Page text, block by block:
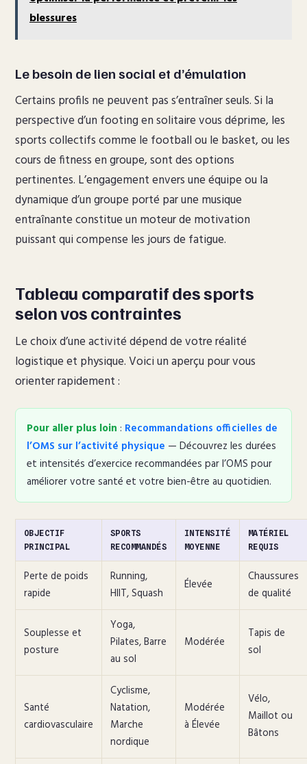
blessures
Le besoin de lien social et d’émulation
Certains profils ne peuvent pas s’entraîner seuls. Si la
perspective d’un footing en solitaire vous déprime, les
sports collectifs comme le football ou le basket, ou les
cours de fitness en groupe, sont des options
pertinentes. L’engagement envers une équipe ou la
dynamique d’un groupe porté par une musique
entraînante constitue un moteur de motivation
puissant qui compense les jours de fatigue.
Tableau comparatif des sports
selon vos contraintes
Le choix d’une activité dépend de votre réalité
logistique et physique. Voici un aperçu pour vous
orienter rapidement :
Pour aller plus loin : Recommandations officielles de
l’OMS sur l’activité physique — Découvrez les durées
et intensités d’exercice recommandées par l’OMS pour
améliorer votre santé et votre bien-être au quotidien.
OBJECTIF
PRINCIPAL
SPORTS
RECOMMANDÉS
INTENSITÉ
MOYENNE
MATÉRIEL
REQUIS
Perte de poids
rapide
Running,
HIIT, Squash
Élevée
Chaussures
de qualité
Souplesse et
posture
Yoga,
Pilates, Barre
au sol
Modérée
Tapis de
sol
Santé
cardiovasculaire
Cyclisme,
Natation,
Marche
nordique
Modérée
à Élevée
Vélo,
Maillot ou
Bâtons